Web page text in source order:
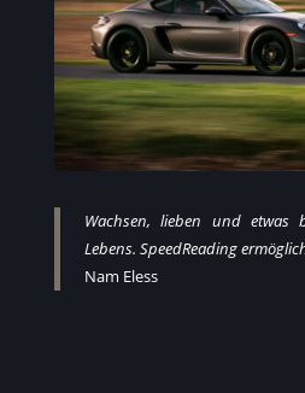
Wachsen, lieben und etwas
Lebens. SpeedReading
Nam Eless